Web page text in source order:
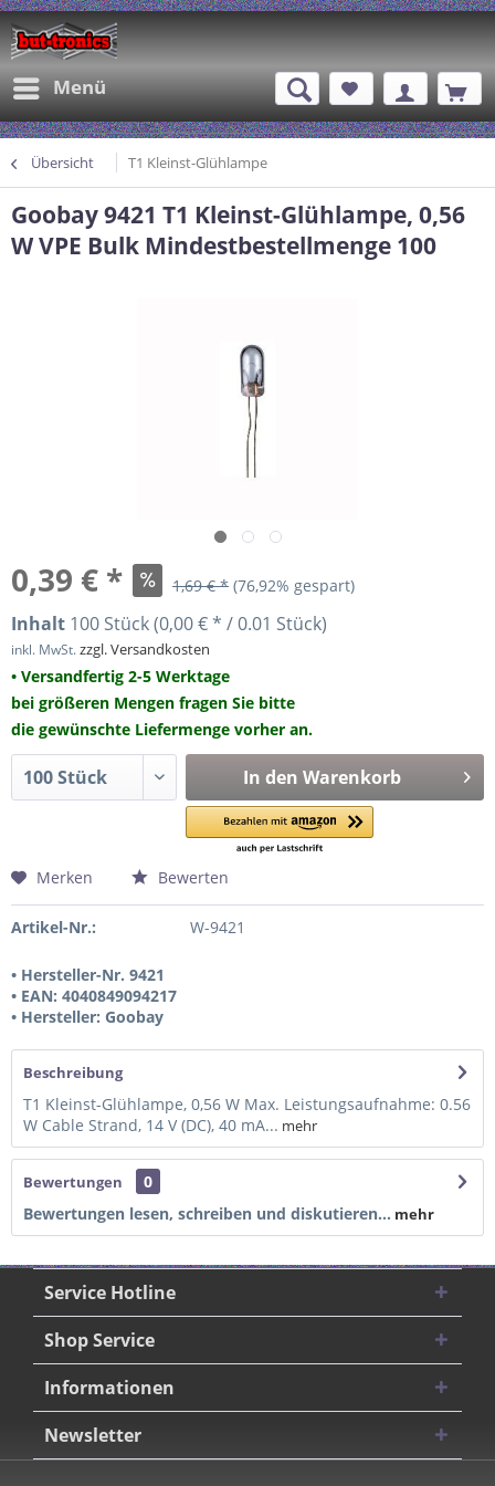
Menü
Übersicht T1 Kleinst-Glühlampe
Goobay 9421 T1 Kleinst-Glühlampe, 0,56
W VPE Bulk Mindestbestellmenge 100
0,39 € * 1,69 € * (76,92% gespart)
Inhalt 100 Stück (0,00 € * / 0.01 Stück)
inkl. MwSt.zzgl. Versandkosten
• Versandfertig 2-5 Werktage
bei größeren Mengen fragen Sie bitte
die gewünschte Liefermenge vorher an.
In den Warenkorb
Merken Bewerten
Artikel-Nr.: W-9421
• Hersteller-Nr. 9421
• EAN: 4040849094217
• Hersteller: Goobay
Beschreibung
T1 Kleinst-Glühlampe, 0,56 W Max. Leistungsaufnahme: 0.56
W Cable Strand, 14 V (DC), 40 mA... mehr
Bewertungen
0
Bewertungen lesen, schreiben und diskutieren... mehr
Service Hotline
Shop Service
Informationen
Newsletter